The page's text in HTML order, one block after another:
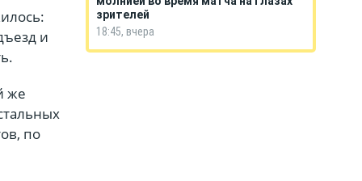
и
же
по
зрителей
18:45, вчера